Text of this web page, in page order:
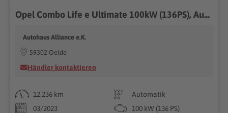
Opel Combo Life e Ultimate 100kW (136PS), Automatik, Frontantrieb
Autohaus Alliance e.K.
59302 Oelde
Händler kontaktieren
12.236 km
Automatik
03/2023
100 kW (136 PS)